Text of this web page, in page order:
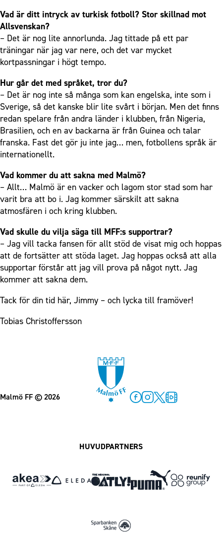
Vad är ditt intryck av turkisk fotboll? Stor skillnad mot
Allsvenskan?
– Det är nog lite annorlunda. Jag tittade på ett par
träningar när jag var nere, och det var mycket
kortpassningar i högt tempo.
Hur går det med språket, tror du?
– Det är nog inte så många som kan engelska, inte som i
Sverige, så det kanske blir lite svårt i början. Men det finns
redan spelare från andra länder i klubben, från Nigeria,
Brasilien, och en av backarna är från Guinea och talar
franska. Fast det gör ju inte jag… men, fotbollens språk är
internationellt.
Vad kommer du att sakna med Malmö?
– Allt… Malmö är en vacker och lagom stor stad som har
varit bra att bo i. Jag kommer särskilt att sakna
atmosfären i och kring klubben.
Vad skulle du vilja säga till MFF:s supportrar?
– Jag vill tacka fansen för allt stöd de visat mig och hoppas
att de fortsätter att stöda laget. Jag hoppas också att alla
supportar förstår att jag vill prova på något nytt. Jag
kommer att sakna dem.
Tack för din tid här, Jimmy – och lycka till framöver!
Tobias Christoffersson
Malmö FF© 2026
HUVUDPARTNERS